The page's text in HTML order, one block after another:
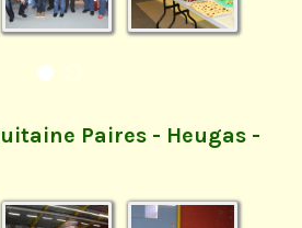
Paires - Heugas -